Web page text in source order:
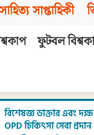
সাহিত্য সাপ্তাহিকী
ফুটবল